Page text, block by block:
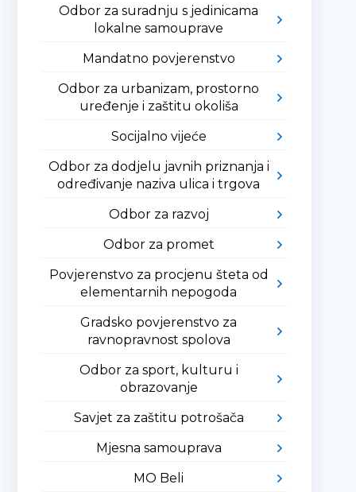
Odbor za suradnju s jedinicama
lokalne samouprave
Mandatno povjerenstvo
Odbor za urbanizam, prostorno
uređenje i zaštitu okoliša
Socijalno vijeće
Odbor za dodjelu javnih priznanja i
određivanje naziva ulica i trgova
Odbor za razvoj
Odbor za promet
Povjerenstvo za procjenu šteta od
elementarnih nepogoda
Gradsko povjerenstvo za
ravnopravnost spolova
Odbor za sport, kulturu i
obrazovanje
Savjet za zaštitu potrošača
Mjesna samouprava
MO Beli